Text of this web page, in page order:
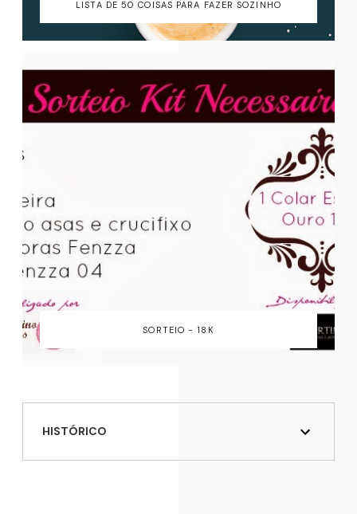
LISTA DE 50 COISAS PARA FAZER SOZINHO
SORTEIO - 18K
HISTÓRICO